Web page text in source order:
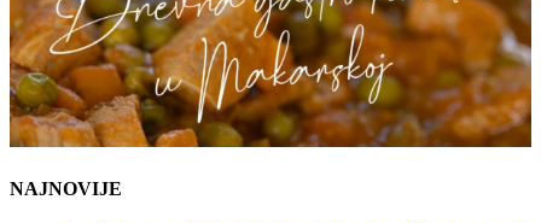
NAJNOVIJE